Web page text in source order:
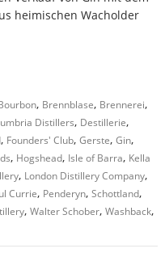
heimischen Wacholder
, Brennblase, Brennerei,
Distillers, Destillerie,
, Founders' Club,Gerste,Gin,
, Hogshead, Isle of Barra, Kella
, London Distillery Company,
Currie, Penderyn,Schottland,
,Walter Schober,Washback,